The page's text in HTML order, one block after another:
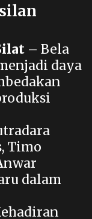
– Bela
daya
Timo
dalam